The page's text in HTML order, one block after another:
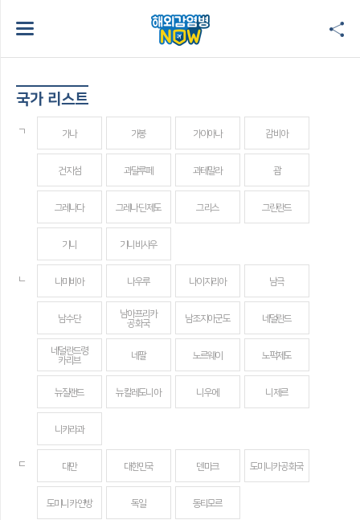
국가 리스트
ㄱ 가나 가봉 가이아나 감비아
건지섬 과달루페 과테말라 괌
그레나다 그레나딘 제도 그리스 그린란드
기니 기니비사우
ㄴ 나미비아 나우루 나이지리아 남극
남수단
남아프리카
공화국
남조지아군도 네덜란드
네덜란드령
카리브
네팔 노르웨이 노퍽제도
뉴질랜드 뉴칼레도니아 니우에 니제르
니카라과
ㄷ 대만 대한민국 덴마크 도미니카 공화국
도미니카 연방 독일 동티모르